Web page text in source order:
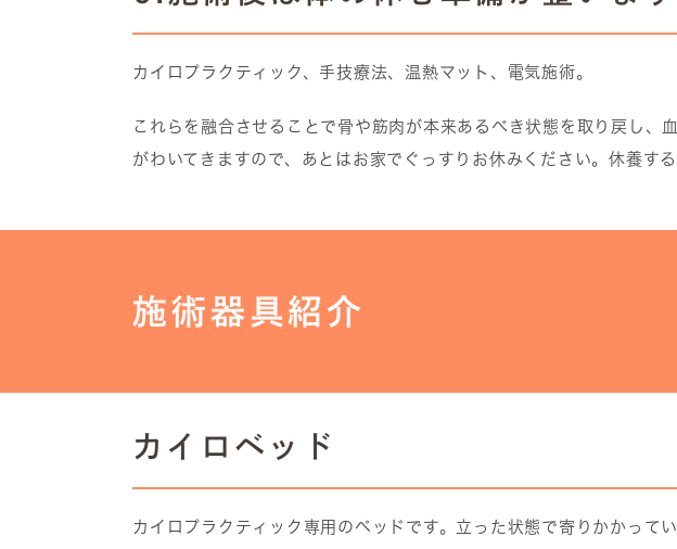
カイロプラクティック、手技療法、温熱マット、電気施術。
これらを融合させることで骨や筋肉が本来あるべき状態を取り戻し
がわいてきますので、あとはお家でぐっすりお休みください。休養す
施術器具紹介
カイロベッド
カイロプラクティック専用のベッドです。立った状態で寄りかかって